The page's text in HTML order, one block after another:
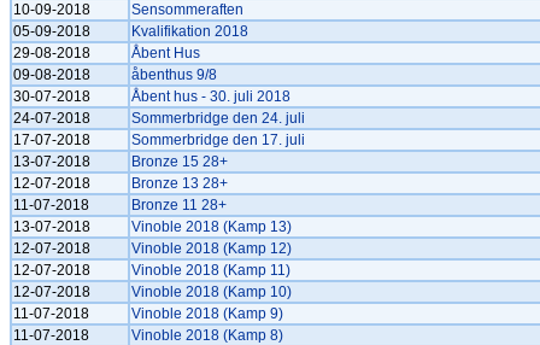
10-09-2018
Sensommeraften
05-09-2018
Kvalifikation 2018
29-08-2018
Åbent Hus
09-08-2018
åbenthus 9/8
30-07-2018
Åbent hus - 30. juli 2018
24-07-2018
Sommerbridge den 24. juli
17-07-2018
Sommerbridge den 17. juli
13-07-2018
Bronze 15 28+
12-07-2018
Bronze 13 28+
11-07-2018
Bronze 11 28+
13-07-2018
Vinoble 2018 (Kamp 13)
12-07-2018
Vinoble 2018 (Kamp 12)
12-07-2018
Vinoble 2018 (Kamp 11)
12-07-2018
Vinoble 2018 (Kamp 10)
11-07-2018
Vinoble 2018 (Kamp 9)
11-07-2018
Vinoble 2018 (Kamp 8)